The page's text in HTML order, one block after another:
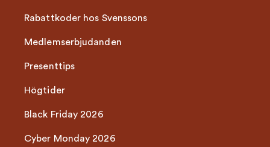
Rabattkoder hos Svenssons
Medlemserbjudanden
Presenttips
Högtider
Black Friday 2026
Cyber Monday 2026